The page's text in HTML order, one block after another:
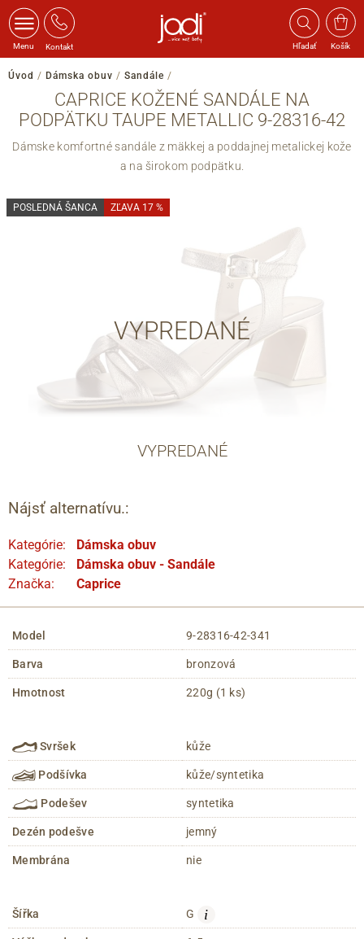
Menu Kontakt Hľadať Košík
Úvod / Dámska obuv / Sandále /
CAPRICE KOŽENÉ SANDÁLE NA
PODPÄTKU TAUPE METALLIC 9-28316-42
Dámske komfortné sandále z mäkkej a poddajnej metalickej kože
a na širokom podpätku.
VYPREDANÉ
POSLEDNÁ ŠANCA ZĽAVA 17 %
VYPREDANÉ
Nájsť alternatívu.:
Kategórie:
Dámska obuv
Kategórie:
Dámska obuv - Sandále
Značka:
Caprice
Model 9-28316-42-341
Barva bronzová
Hmotnost 220g (1 ks)
Svršek kůže
Podšívka kůže/syntetika
Podešev syntetika
Dezén podešve jemný
Membrána nie
Šířka G i